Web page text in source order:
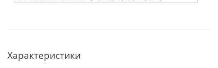
Характеристики